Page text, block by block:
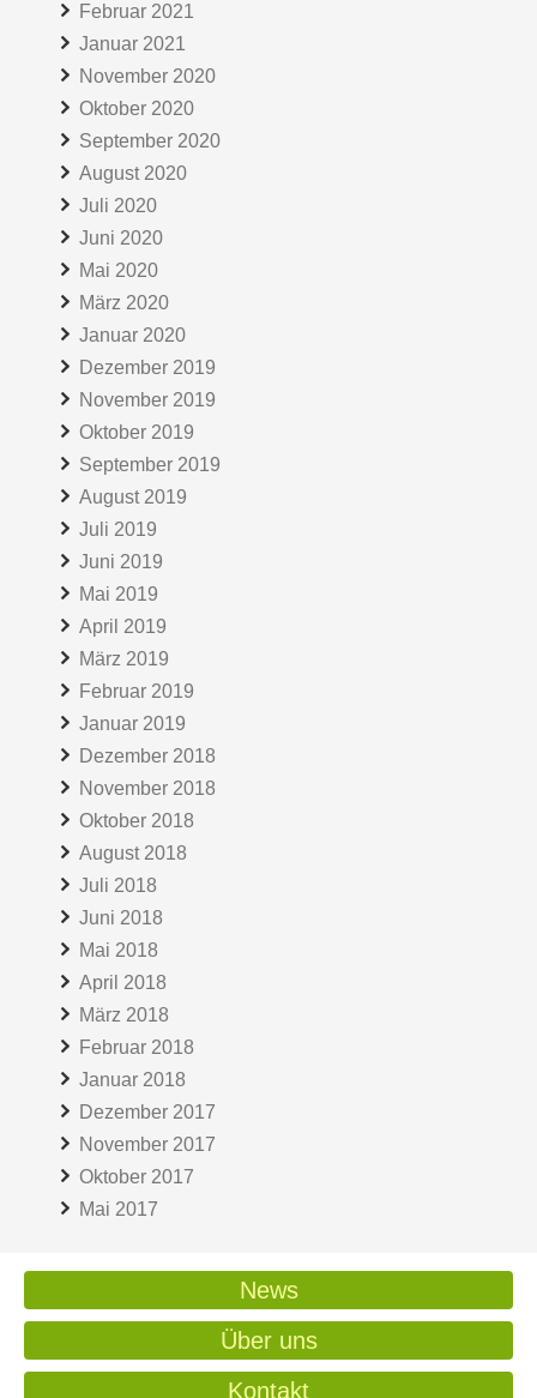
Februar 2021
Januar 2021
November 2020
Oktober 2020
September 2020
August 2020
Juli 2020
Juni 2020
Mai 2020
März 2020
Januar 2020
Dezember 2019
November 2019
Oktober 2019
September 2019
August 2019
Juli 2019
Juni 2019
Mai 2019
April 2019
März 2019
Februar 2019
Januar 2019
Dezember 2018
November 2018
Oktober 2018
August 2018
Juli 2018
Juni 2018
Mai 2018
April 2018
März 2018
Februar 2018
Januar 2018
Dezember 2017
November 2017
Oktober 2017
Mai 2017
News
Über uns
Kontakt